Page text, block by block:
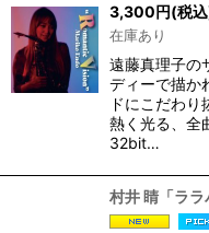
3,300円(税
在庫あり
遠藤真理子の
ディーで描か
ドにこだわ
熱く光る、全
32bit…
村井 睛「ララ